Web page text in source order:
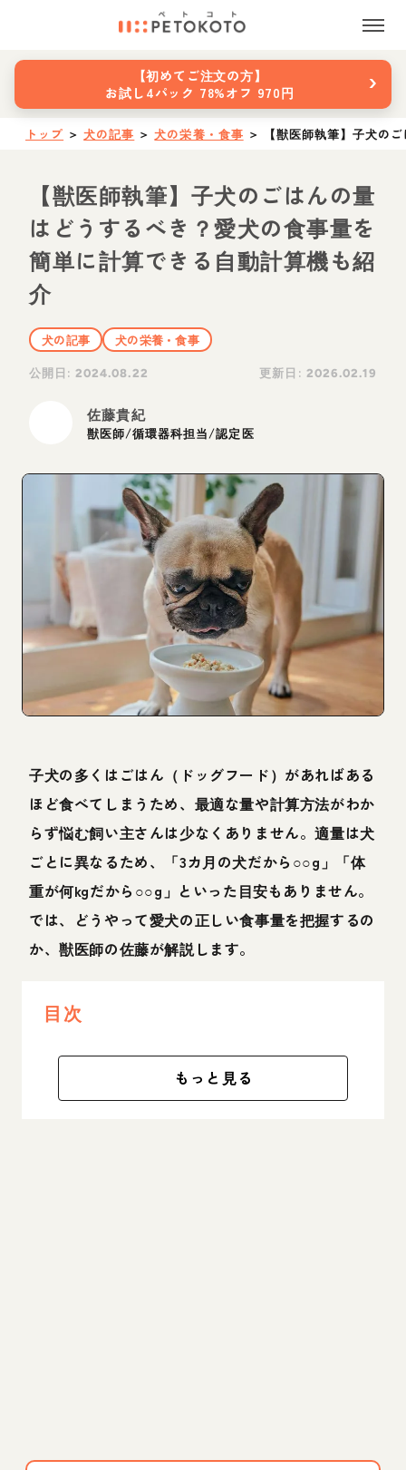
【初めてご注文の方】
お試し4パック 78%オフ 970円
›
トップ ＞ 犬の記事 ＞ 犬の栄養・食事 ＞ 【獣医師執筆】子犬の
【獣医師執筆】子犬のごはんの量
はどうするべき？愛犬の食事量を
簡単に計算できる自動計算機も紹
介
犬の記事
犬の栄養・食事
公開日:2024.08.22 更新日: 2026.02.19
佐藤貴紀
獣医師/循環器科担当/認定医
子犬の多くはごはん（ドッグフード）があればある
ほど食べてしまうため、最適な量や計算方法がわか
らず悩む飼い主さんは少なくありません。適量は犬
ごとに異なるため、「3カ月の犬だから○○g」「体
重が何kgだから○○g」といった目安もありません。
では、どうやって愛犬の正しい食事量を把握するの
か、獣医師の佐藤が解説します。
目次
もっと見る